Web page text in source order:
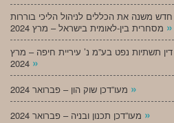
חדש משנה את הכללים לניהול הליכי בוררות
»
דין תשתיות נפט בע”מ נ’ עיריית חיפה – מרץ
»
»
»